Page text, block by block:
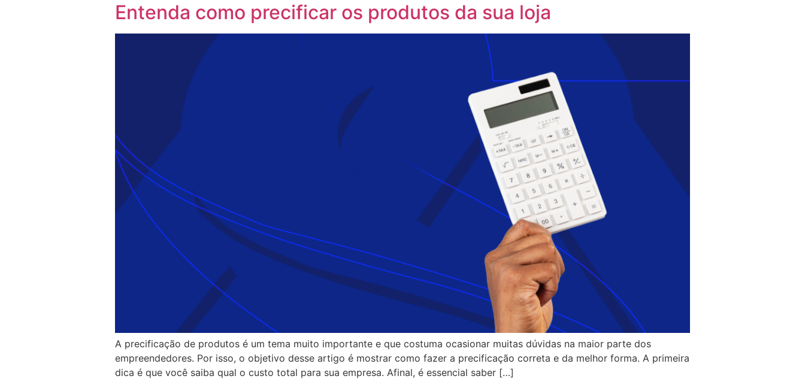
Entenda como precificar os produtos da sua loja
A precificação de produtos é um tema muito importante e que costuma ocasionar muitas dúvidas na maior parte dos
empreendedores. Por isso, o objetivo desse artigo é mostrar como fazer a precificação correta e da melhor forma. A primeira
dica é que você saiba qual o custo total para sua empresa. Afinal, é essencial saber […]